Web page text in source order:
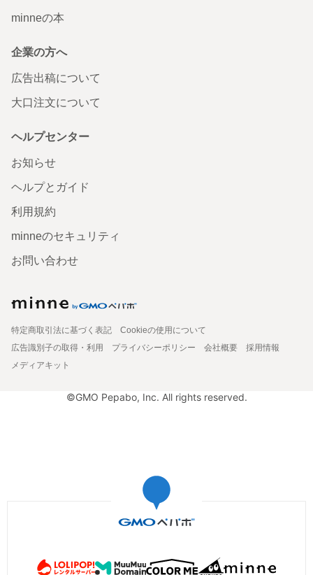
minneの本
企業の方へ
広告出稿について
大口注文について
ヘルプセンター
お知らせ
ヘルプとガイド
利用規約
minneのセキュリティ
お問い合わせ
特定商取引法に基づく表記
Cookieの使用について
広告識別子の取得・利用
プライバシーポリシー 会社概要
採用情報
メディアキット
©GMO Pepabo, Inc. All rights reserved.